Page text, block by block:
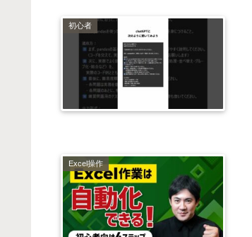
初心者
Excel操作